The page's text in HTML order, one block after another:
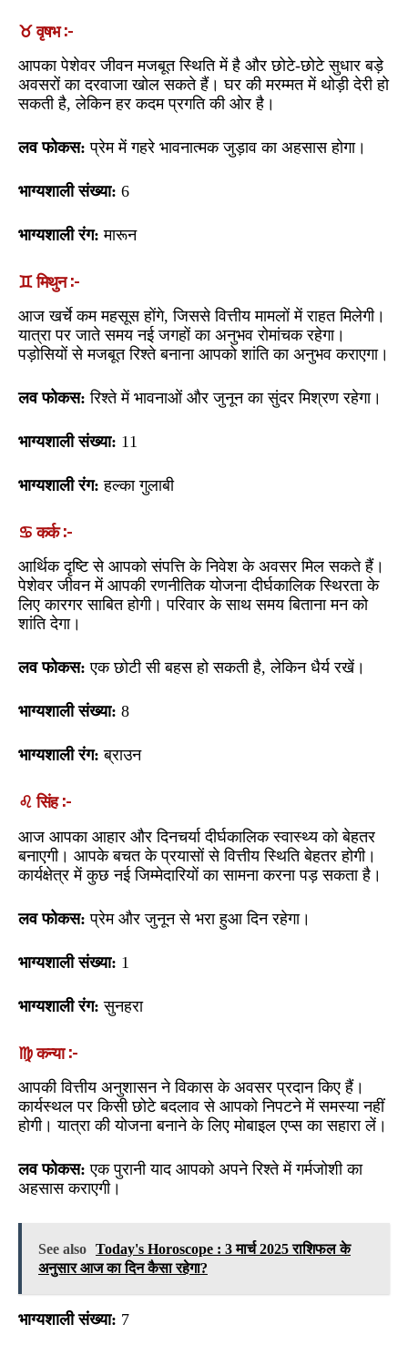
♉ वृषभ :-
आपका पेशेवर जीवन मजबूत स्थिति में है और छोटे-छोटे सुधार बड़े
अवसरों का दरवाजा खोल सकते हैं। घर की मरम्मत में थोड़ी देरी हो
सकती है, लेकिन हर कदम प्रगति की ओर है।
लव फोकस: प्रेम में गहरे भावनात्मक जुड़ाव का अहसास होगा।
भाग्यशाली संख्या: 6
भाग्यशाली रंग: मारून
♊ मिथुन :-
आज खर्चे कम महसूस होंगे, जिससे वित्तीय मामलों में राहत मिलेगी।
यात्रा पर जाते समय नई जगहों का अनुभव रोमांचक रहेगा।
पड़ोसियों से मजबूत रिश्ते बनाना आपको शांति का अनुभव कराएगा।
लव फोकस: रिश्ते में भावनाओं और जुनून का सुंदर मिश्रण रहेगा।
भाग्यशाली संख्या: 11
भाग्यशाली रंग: हल्का गुलाबी
♋ कर्क :-
आर्थिक दृष्टि से आपको संपत्ति के निवेश के अवसर मिल सकते हैं।
पेशेवर जीवन में आपकी रणनीतिक योजना दीर्घकालिक स्थिरता के
लिए कारगर साबित होगी। परिवार के साथ समय बिताना मन को
शांति देगा।
लव फोकस: एक छोटी सी बहस हो सकती है, लेकिन धैर्य रखें।
भाग्यशाली संख्या: 8
भाग्यशाली रंग: ब्राउन
♌ सिंह :-
आज आपका आहार और दिनचर्या दीर्घकालिक स्वास्थ्य को बेहतर
बनाएगी। आपके बचत के प्रयासों से वित्तीय स्थिति बेहतर होगी।
कार्यक्षेत्र में कुछ नई जिम्मेदारियों का सामना करना पड़ सकता है।
लव फोकस: प्रेम और जुनून से भरा हुआ दिन रहेगा।
भाग्यशाली संख्या: 1
भाग्यशाली रंग: सुनहरा
♍ कन्या :-
आपकी वित्तीय अनुशासन ने विकास के अवसर प्रदान किए हैं।
कार्यस्थल पर किसी छोटे बदलाव से आपको निपटने में समस्या नहीं
होगी। यात्रा की योजना बनाने के लिए मोबाइल एप्स का सहारा लें।
लव फोकस: एक पुरानी याद आपको अपने रिश्ते में गर्मजोशी का
अहसास कराएगी।
See also Today's Horoscope : 3 मार्च 2025 राशिफल के
अनुसार आज का दिन कैसा रहेगा?
भाग्यशाली संख्या: 7